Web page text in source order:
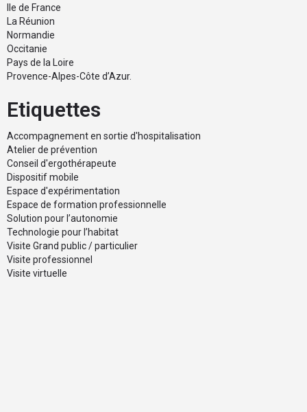
Ile de France
La Réunion
Normandie
Occitanie
Pays de la Loire
Provence-Alpes-Côte d’Azur.
Etiquettes
Accompagnement en sortie d'hospitalisation
Atelier de prévention
Conseil d'ergothérapeute
Dispositif mobile
Espace d'expérimentation
Espace de formation professionnelle
Solution pour l’autonomie
Technologie pour l’habitat
Visite Grand public / particulier
Visite professionnel
Visite virtuelle